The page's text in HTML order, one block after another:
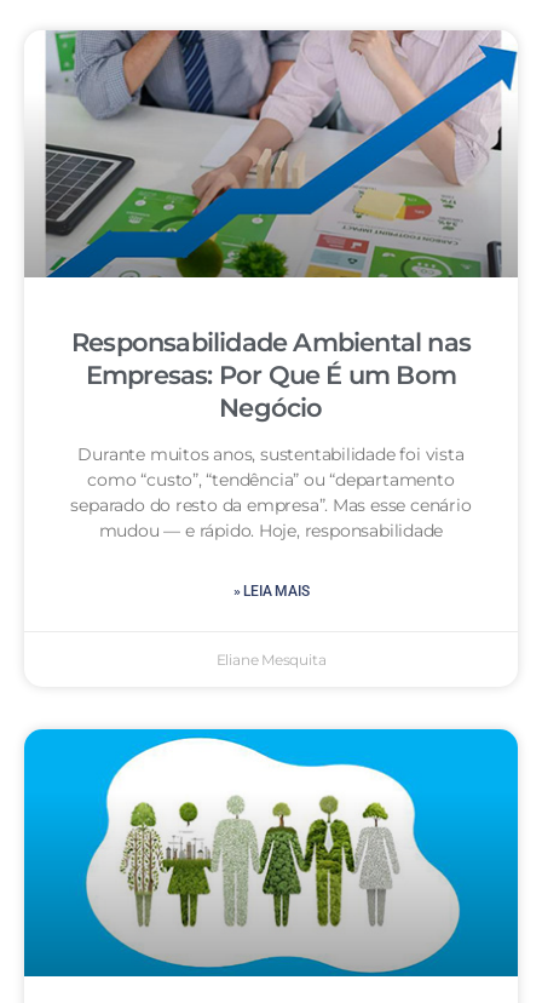
Responsabilidade Ambiental nas
Empresas: Por Que É um Bom
Negócio
Durante muitos anos, sustentabilidade foi vista
como “custo”, “tendência” ou “departamento
separado do resto da empresa”. Mas esse cenário
mudou — e rápido. Hoje, responsabilidade
» LEIA MAIS
Eliane Mesquita